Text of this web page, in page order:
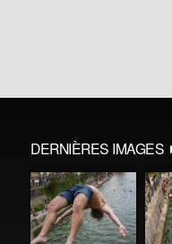
DERNIÈRES IMAGES